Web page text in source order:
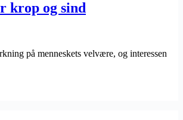
krop og sind
på menneskets velvære, og interessen